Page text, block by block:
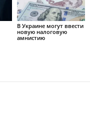
В Украине могут ввести
новую налоговую
амнистию